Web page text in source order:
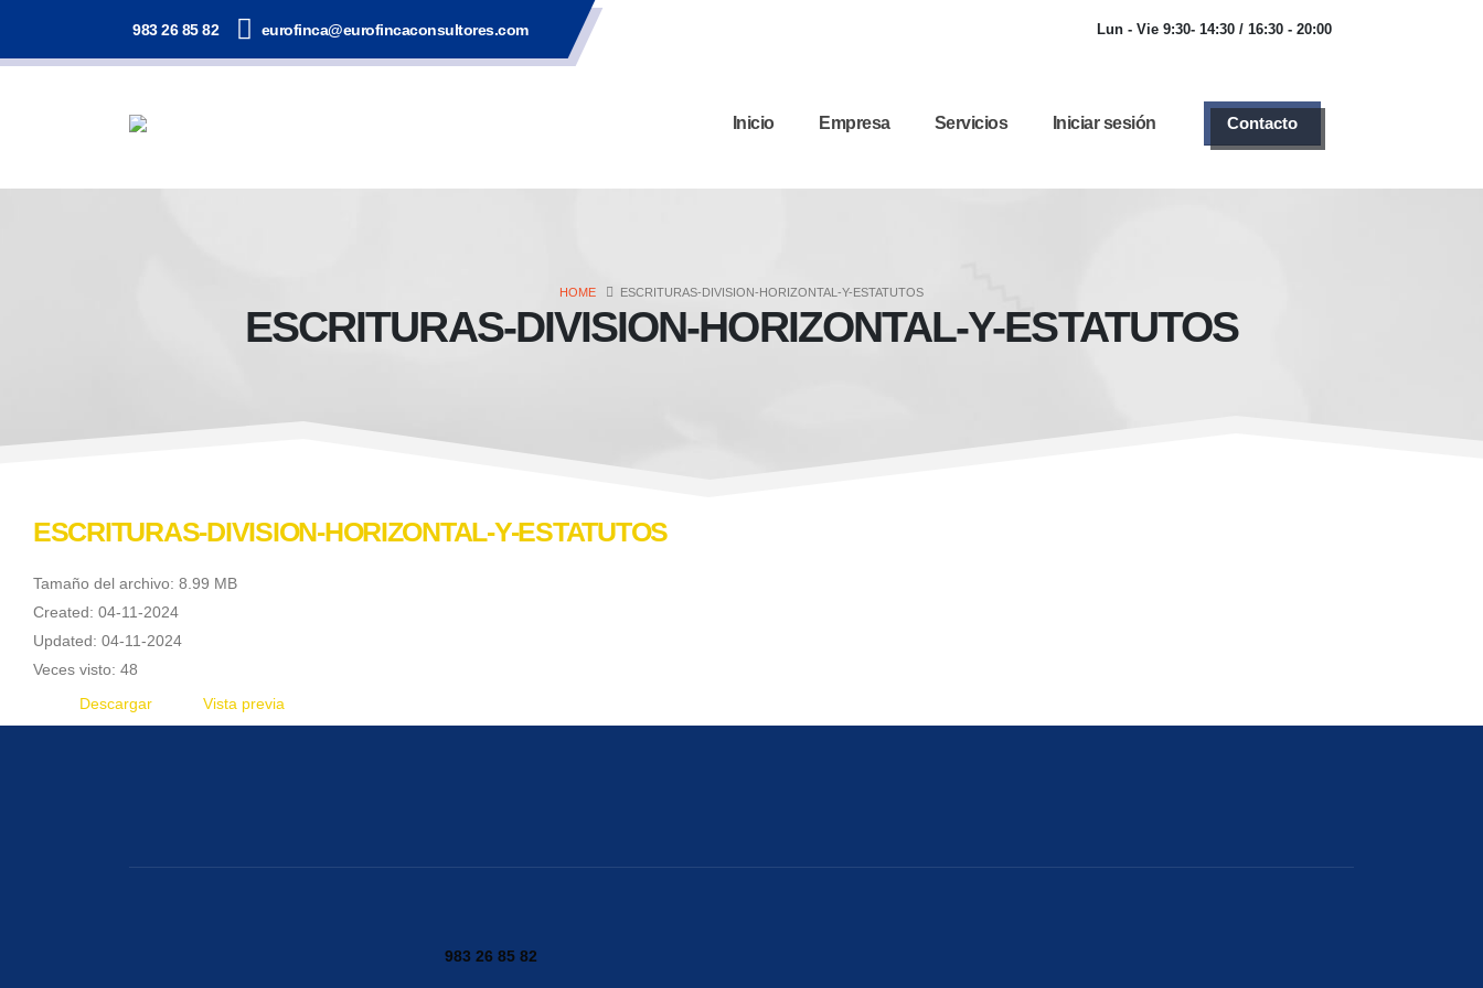
983 26 85 82 eurofinca@eurofincaconsultores.com Lun - Vie 9:30- 14:30 / 16:30 - 20:00
Inicio Empresa Servicios Iniciar sesión Contacto
HOME ESCRITURAS-DIVISION-HORIZONTAL-Y-ESTATUTOS
ESCRITURAS-DIVISION-HORIZONTAL-Y-ESTATUTOS
ESCRITURAS-DIVISION-HORIZONTAL-Y-ESTATUTOS
Tamaño del archivo: 8.99 MB
Created: 04-11-2024
Updated: 04-11-2024
Veces visto: 48
Descargar
Vista previa
983 26 85 82